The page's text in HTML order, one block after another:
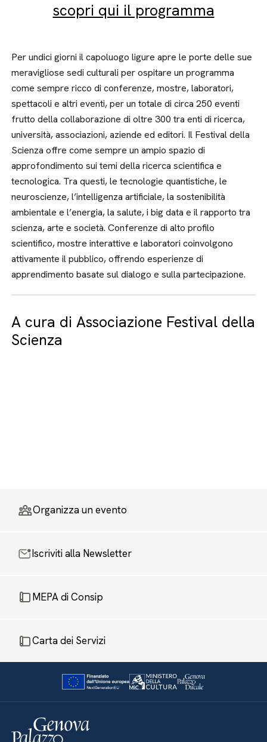
scopri qui il programma
Per undici giorni il capoluogo ligure apre le porte delle sue
meravigliose sedi culturali per ospitare un programma
come sempre ricco di conferenze, mostre, laboratori,
spettacoli e altri eventi, per un totale di circa 250 eventi
frutto della collaborazione di oltre 300 tra enti di ricerca,
università, associazioni, aziende ed editori. Il Festival della
Scienza offre come sempre un ampio spazio di
approfondimento sui temi della ricerca scientifica e
tecnologica. Tra questi, le tecnologie quantistiche, le
neuroscienze, l’intelligenza artificiale, la sostenibilità
ambientale e l’energia, la salute, i big data e il rapporto tra
scienza, arte e società. Conferenze di alto profilo
scientifico, mostre interattive e laboratori coinvolgono
attivamente il pubblico, offrendo esperienze di
apprendimento basate sul dialogo e sulla partecipazione.
A cura di Associazione Festival della
Scienza
Organizza un evento
Iscriviti alla Newsletter
MEPA di Consip
Carta dei Servizi